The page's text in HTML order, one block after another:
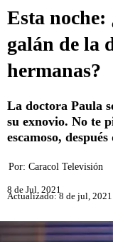
Esta noche:
galán de la
hermanas?
La doctora Paula
su exnovio. No te
escamoso,
Por: Caracol Televisión
8 de Jul, 2021
Actualizado: 8 de jul, 2021